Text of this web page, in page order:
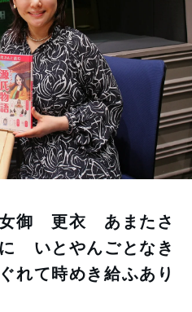
御　更衣　あまたさ
　いとやんごとなき
れて時めき給ふあり